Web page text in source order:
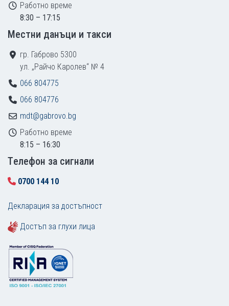
Работно време
8:30 – 17:15
Местни данъци и такси
гр. Габрово 5300
ул. „Райчо Каролев“ № 4
066 804775
066 804776
mdt@gabrovo.bg
Работно време
8:15 – 16:30
Tелефон за сигнали
0700 144 10
Декларация за достъпност
Достъп за глухи лица